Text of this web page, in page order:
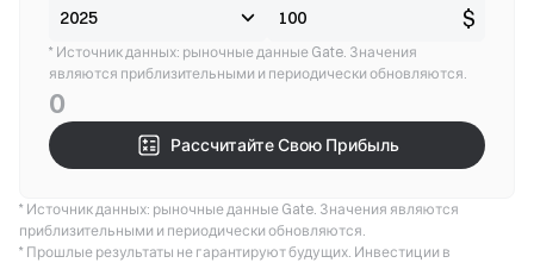
$
* Источник данных: рыночные данные Gate. Значения
являются приблизительными и периодически обновляются.
0
Рассчитайте Свою Прибыль
* Источник данных: рыночные данные Gate. Значения являются
приблизительными и периодически обновляются.
* Прошлые результаты не гарантируют будущих. Инвестиции в